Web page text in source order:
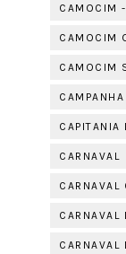
CAMOCIM
CAMOCIM
CAMOCIM
CAPITANIA
CARNAVAL
CARNAVAL
CARNAVAL
CARNAVAL